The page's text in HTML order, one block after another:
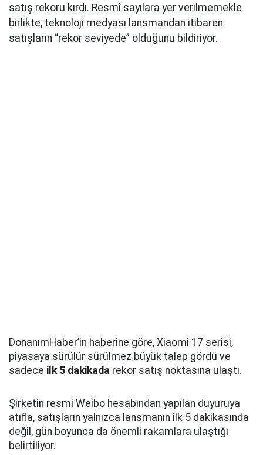
satış rekoru kırdı. Resmî sayılara yer verilmemekle
birlikte, teknoloji medyası lansmandan itibaren
satışların “rekor seviyede” olduğunu bildiriyor.
DonanımHaber’in haberine göre, Xiaomi 17 serisi,
piyasaya sürülür sürülmez büyük talep gördü ve
sadece ilk 5 dakikada rekor satış noktasına ulaştı.
Şirketin resmi Weibo hesabından yapılan duyuruya
atıfla, satışların yalnızca lansmanın ilk 5 dakikasında
değil, gün boyunca da önemli rakamlara ulaştığı
belirtiliyor.